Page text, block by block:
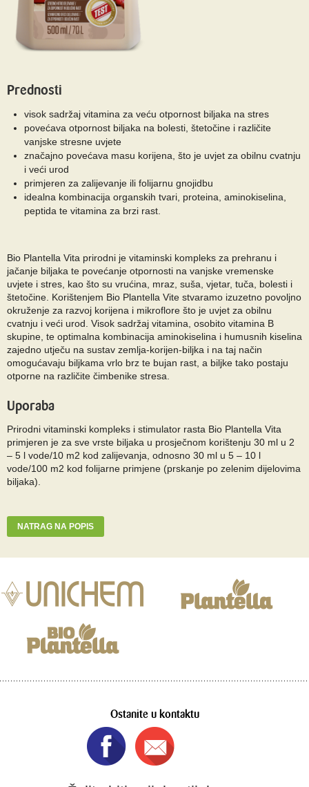
Prednosti
visok sadržaj vitamina za veću otpornost biljaka na stres
povećava otpornost biljaka na bolesti, štetočine i različite
vanjske stresne uvjete
značajno povećava masu korijena, što je uvjet za obilnu cvatnju
i veći urod
primjeren za zalijevanje ili folijarnu gnojidbu
idealna kombinacija organskih tvari, proteina, aminokiselina,
peptida te vitamina za brzi rast.
Bio Plantella Vita prirodni je vitaminski kompleks za prehranu i
jačanje biljaka te povećanje otpornosti na vanjske vremenske
uvjete i stres, kao što su vrućina, mraz, suša, vjetar, tuča, bolesti i
štetočine. Korištenjem Bio Plantella Vite stvaramo izuzetno povoljno
okruženje za razvoj korijena i mikroflore što je uvjet za obilnu
cvatnju i veći urod. Visok sadržaj vitamina, osobito vitamina B
skupine, te optimalna kombinacija aminokiselina i humusnih kiselina
zajedno utječu na sustav zemlja-korijen-biljka i na taj način
omogućavaju biljkama vrlo brz te bujan rast, a biljke tako postaju
otporne na različite čimbenike stresa.
Uporaba
Prirodni vitaminski kompleks i stimulator rasta Bio Plantella Vita
primjeren je za sve vrste biljaka u prosječnom korištenju 30 ml u 2
– 5 l vode/10 m2 kod zalijevanja, odnosno 30 ml u 5 – 10 l
vode/100 m2 kod folijarne primjene (prskanje po zelenim dijelovima
biljaka).
NATRAG NA POPIS
Ostanite u kontaktu